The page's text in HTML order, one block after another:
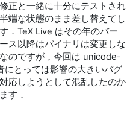
正と一緒に十分にテストされ
端な状態のまま差し替えてし
．TeX Live はその年のバー
ス以降はバイナリは変更しな
のですが，今回は unicode-
にとっては影響の大きいバグ
応しようとして混乱したのか
す．